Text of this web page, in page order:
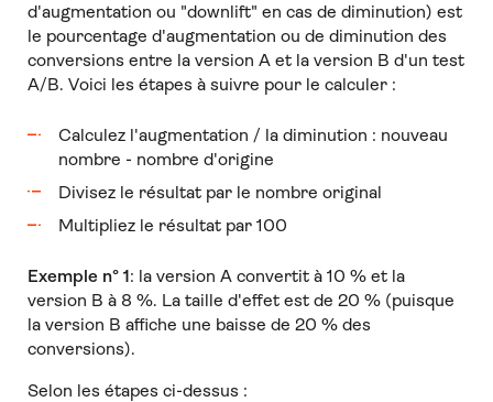
d'augmentation ou "downlift" en cas de diminution) est
le pourcentage d'augmentation ou de diminution des
conversions entre la version A et la version B d'un test
A/B. Voici les étapes à suivre pour le calculer :
Calculez l'augmentation / la diminution : nouveau
nombre - nombre d'origine
Divisez le résultat par le nombre original
Multipliez le résultat par 100
Exemple n° 1: la version A convertit à 10 % et la
version B à 8 %. La taille d'effet est de 20 % (puisque
la version B affiche une baisse de 20 % des
conversions).
Selon les étapes ci-dessus :